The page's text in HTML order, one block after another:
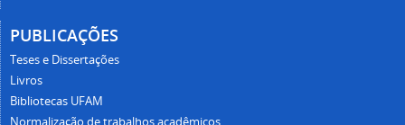
PUBLICAÇÕES
Teses e Dissertações
Livros
Bibliotecas UFAM